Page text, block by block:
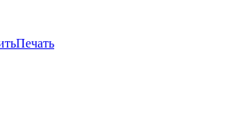
Печать